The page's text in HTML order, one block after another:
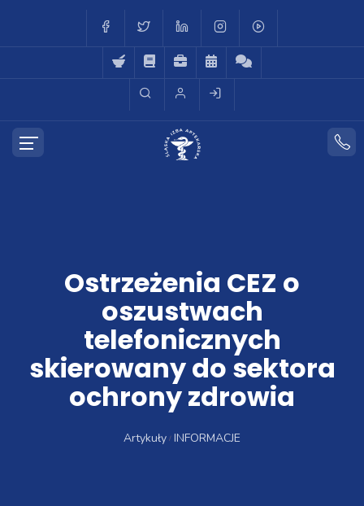
Ostrzeżenia CEZ o
oszustwach
telefonicznych
skierowany do sektora
ochrony zdrowia
Artykuły INFORMACJE